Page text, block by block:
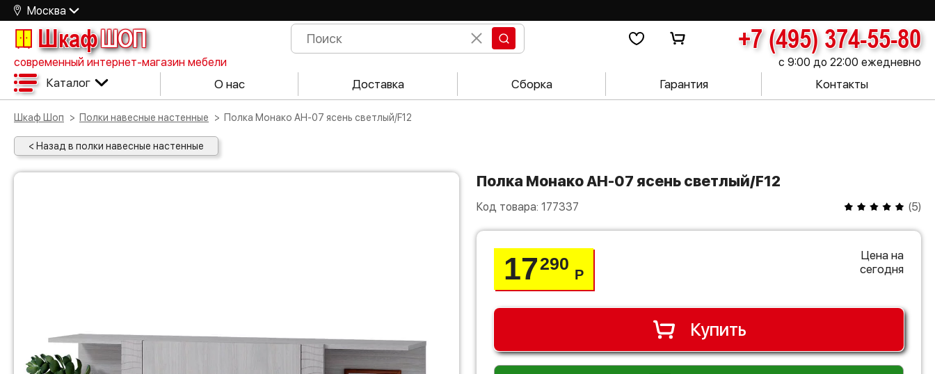
Москва
ШкафШОП +7 (495) 374-55-80
современный интернет-магазин мебели с 9:00 до 22:00 ежедневно
Каталог О нас Доставка Сборка Гарантия Контакты
Шкаф Шоп Полки навесные настенные Полка Монако АН-07 ясень светлый/F12
< Назад в полки навесные настенные
Полка Монако АН-07 ясень светлый/F12
Код товара: 177337 (5)
17290
Р
Цена на
сегодня
Купить